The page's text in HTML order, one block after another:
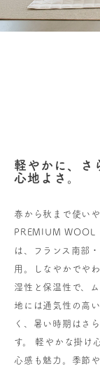
軽やかに、さ
心地よさ。
春から秋まで使い
PREMIUM WOOL
は、フランス南部
用。しなやかでや
湿性と保温性で、
地には通気性の高
く、暑い時期はさ
す。 軽やかな掛け
心感も魅力。季節